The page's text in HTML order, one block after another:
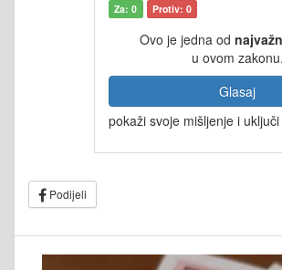
Za: 0 Protiv: 0
Ovo je jedna od
u ovom zakonu.
Glasaj
pokaži svoje mišljenje i
Podijeli